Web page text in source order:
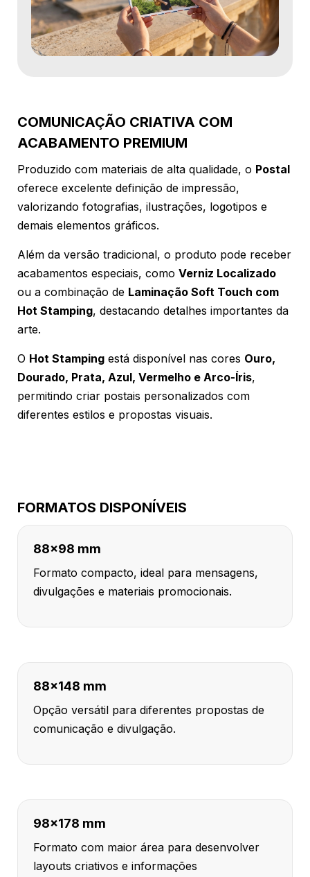
COMUNICAÇÃO CRIATIVA COM
ACABAMENTO PREMIUM
Produzido com materiais de alta qualidade, o Postal
oferece excelente definição de impressão,
valorizando fotografias, ilustrações, logotipos e
demais elementos gráficos.
Além da versão tradicional, o produto pode receber
acabamentos especiais, como Verniz Localizado
ou a combinação de Laminação Soft Touch com
Hot Stamping, destacando detalhes importantes da
arte.
O Hot Stamping está disponível nas cores Ouro,
Dourado, Prata, Azul, Vermelho e Arco-Íris,
permitindo criar postais personalizados com
diferentes estilos e propostas visuais.
FORMATOS DISPONÍVEIS
88x98 mm
Formato compacto, ideal para mensagens,
divulgações e materiais promocionais.
88x148 mm
Opção versátil para diferentes propostas de
comunicação e divulgação.
98x178 mm
Formato com maior área para desenvolver
layouts criativos e informações